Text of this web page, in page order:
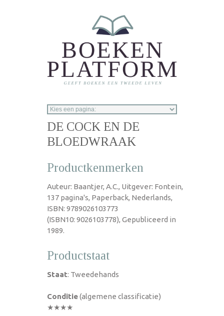
DE COCK EN DE
BLOEDWRAAK
Productkenmerken
Auteur: Baantjer, A.C., Uitgever: Fontein,
137 pagina's, Paperback, Nederlands,
ISBN: 9789026103773
(ISBN10: 9026103778), Gepubliceerd in
1989.
Productstaat
Staat: Tweedehands
Conditie(algemene classificatie)
★★★★